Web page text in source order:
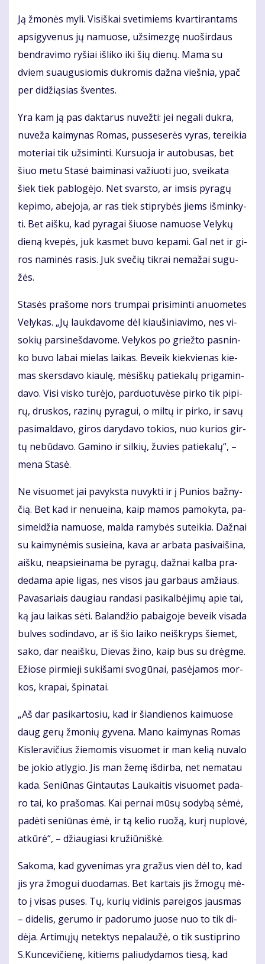
Ją žmo­nės my­li. Vi­siš­kai sve­ti­miems kvar­ti­ran­tams
ap­si­gy­ve­nus jų na­muo­se, už­si­mez­gę nuo­šir­daus
ben­dra­vi­mo ry­šiai iš­li­ko iki šių die­nų. Ma­ma su
dviem su­au­gu­sio­mis duk­ro­mis daž­na vieš­nia, ypač
per di­dži­ą­sias šven­tes.
Yra kam ją pas dak­ta­rus nu­vež­ti: jei ne­ga­li duk­ra,
nu­ve­ža kai­my­nas Ro­mas, pus­se­se­rės vy­ras, te­rei­kia
mo­te­riai tik už­si­min­ti. Kur­suo­ja ir au­to­bu­sas, bet
šiuo me­tu Sta­sė bai­mi­na­si va­žiuo­ti juo, svei­ka­ta
šiek tiek pa­blo­gė­jo. Net svars­to, ar im­sis py­ra­gų
ke­pi­mo, abe­jo­ja, ar ras tiek stip­ry­bės jiems iš­min­ky­
ti. Bet aiš­ku, kad py­ra­gai šiuo­se na­muo­se Ve­ly­kų
die­ną kve­pės, juk kas­met bu­vo ke­pa­mi. Gal net ir gi­
ros na­mi­nės ra­sis. Juk sve­čių tik­rai ne­ma­žai su­gu­
žės.
Sta­sės pra­šo­me nors trum­pai pri­si­min­ti anuo­me­tes
Ve­ly­kas. „Jų lauk­da­vo­me dėl kiau­ši­nia­vi­mo, nes vi­
so­kių par­si­neš­da­vo­me. Ve­ly­kos po griež­to pas­nin­
ko bu­vo la­bai mie­las lai­kas. Be­veik kiek­vie­nas kie­
mas skers­da­vo kiau­lę, mė­siš­kų pa­tie­ka­lų pri­ga­min­
da­vo. Vi­si vis­ko tu­rė­jo, par­duo­tu­vė­se pir­ko tik pi­pi­
rų, drus­kos, ra­zi­nų py­ra­gui, o mil­tų ir pir­ko, ir sa­vų
pa­si­mal­da­vo, gi­ros da­ry­da­vo to­kios, nuo ku­rios gir­
tų ne­bū­da­vo. Ga­mi­no ir sil­kių, žu­vies pa­tie­ka­lų“, –
me­na Sta­sė.
Ne vi­suo­met jai pa­vyks­ta nu­vyk­ti ir į Pu­nios baž­ny­
čią. Bet kad ir ne­nu­ei­na, kaip ma­mos pa­mo­ky­ta, pa­
si­mel­džia na­muo­se, mal­da ra­my­bės su­tei­kia. Daž­nai
su kai­my­nė­mis su­si­ei­na, ka­va ar ar­ba­ta pa­si­vai­ši­na,
aiš­ku, neap­si­ei­na­ma be py­ra­gų, daž­nai kal­ba pra­
de­da­ma apie li­gas, nes vi­sos jau gar­baus am­žiaus.
Pa­va­sa­riais dau­giau ran­da­si pa­si­kal­bė­ji­mų apie tai,
ką jau lai­kas sė­ti. Ba­lan­džio pa­bai­go­je be­veik vi­sa­da
bul­ves so­din­da­vo, ar iš šio lai­ko ne­iš­kryps šie­met,
sa­ko, dar ne­aiš­ku, Die­vas ži­no, kaip bus su drėg­me.
Ežio­se pir­mie­ji su­ki­ša­mi svo­gū­nai, pa­sė­ja­mos mor­
kos, kra­pai, špi­na­tai.
„Aš dar pa­si­kar­to­siu, kad ir šian­die­nos kai­muo­se
daug ge­rų žmo­nių gy­ve­na. Ma­no kai­my­nas Ro­mas
Kis­le­ra­vi­čius žie­mo­mis vi­suo­met ir man ke­lią nu­va­lo
be jo­kio at­ly­gio. Jis man že­mę iš­dir­ba, net ne­ma­tau
ka­da. Se­niū­nas Gin­tau­tas Lau­kai­tis vi­suo­met pa­da­
ro tai, ko pra­šo­mas. Kai per­nai mū­sų so­dy­bą sė­mė,
pa­dė­ti se­niū­nas ėmė, ir tą ke­lio ruo­žą, ku­rį nu­plo­vė,
at­kū­rė“, – džiau­gia­si kru­žiū­niš­kė.
Sa­ko­ma, kad gy­ve­ni­mas yra gra­žus vien dėl to, kad
jis yra žmo­gui duo­da­mas. Bet kar­tais jis žmo­gų mė­
to į vi­sas pu­ses. Tų, ku­rių vi­di­nis pa­rei­gos jaus­mas
– di­de­lis, ge­ru­mo ir pa­do­ru­mo juo­se nuo to tik di­
dė­ja. Ar­ti­mų­jų ne­tek­tys ne­pa­lau­žė, o tik su­stip­ri­no
S.Kun­ce­vi­čie­nę, ki­tiems pa­liu­dy­da­mos tie­są, kad